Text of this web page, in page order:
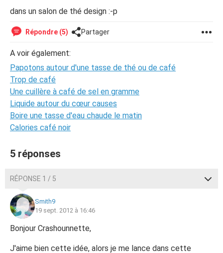
dans un salon de thé design :-p
Répondre (5) Partager
A voir également:
Papotons autour d'une tasse de thé ou de café
Trop de café
Une cuillère à café de sel en gramme
Liquide autour du cœur causes
Boire une tasse d'eau chaude le matin
Calories café noir
5 réponses
RÉPONSE 1 / 5
Smith9
19 sept. 2012 à 16:46
Bonjour Crashounnette,
J'aime bien cette idée, alors je me lance dans cette